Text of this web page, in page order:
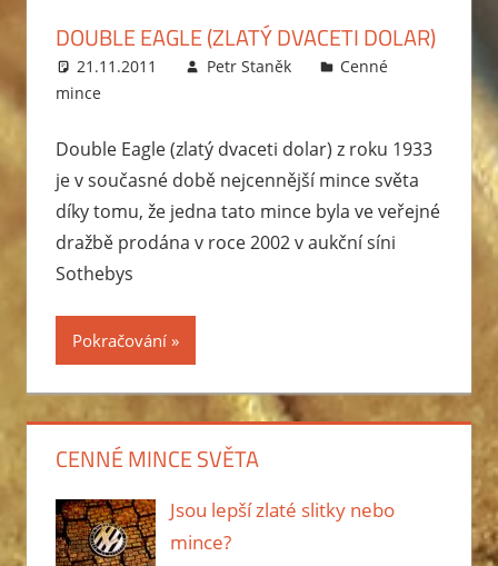
raritu,
díky
které
cenné.
Naopak
investiční
mince
pouze
kterého
jsou
vyrobeny.
DOUBLE EAGLE (ZLATÝ DVACETI DOLAR)
21.11.2011 Petr Staněk
Cenné
mince
Double Eagle (zlatý dvaceti dolar) z roku 1933
je v současné době nejcennější mince světa
díky tomu, že jedna tato mince byla ve veřejné
dražbě prodána v roce 2002 v aukční síni
Sothebys
Pokračování
CENNÉ MINCE SVĚTA
Jsou lepší zlaté slitky nebo
mince?